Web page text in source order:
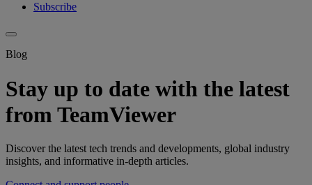
Subscribe
Blog
Stay up to date with the latest
from TeamViewer
Discover the latest tech trends and developments, global industry
insights, and informative in-depth articles.